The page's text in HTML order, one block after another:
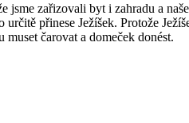
jsme zařizovali byt i zahradu a
přinese Ježíšek. Protože
muset čarovat a domeček donést.